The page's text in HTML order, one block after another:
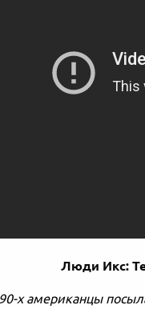
Люди Икс:
х американцы